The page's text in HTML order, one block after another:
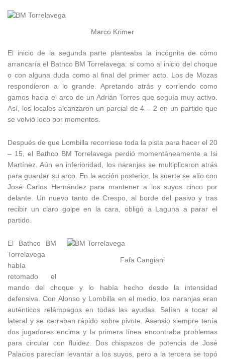
Marco Krimer
El inicio de la segunda parte planteaba la incógnita de cómo
arrancaría el Bathco BM Torrelavega: si como al inicio del choque
o con alguna duda como al final del primer acto. Los de Mozas
respondieron a lo grande. Apretando atrás y corriendo como
gamos hacia el arco de un Adrián Torres que seguía muy activo.
Así, los locales alcanzaron un parcial de 4 – 2 en un partido que
se volvió loco por momentos.
Después de que Lombilla recorriese toda la pista para hacer el 20
– 15, el Bathco BM Torrelavega perdió momentáneamente a Isi
Martínez. Aún en inferioridad, los naranjas se multiplicaron atrás
para guardar su arco. En la acción posterior, la suerte se alío con
José Carlos Hernández para mantener a los suyos cinco por
delante. Un nuevo tanto de Crespo, al borde del pasivo y tras
recibir un claro golpe en la cara, obligó a Laguna a parar el
partido.
Fafa Cangiani
El Bathco BM
Torrelavega
había
retomado el
mando del choque y lo había hecho desde la intensidad
defensiva. Con Alonso y Lombilla en el medio, los naranjas eran
auténticos relámpagos en todas las ayudas. Salían a tocar al
lateral y se cerraban rápido sobre pivote. Asensio siempre tenía
dos jugadores encima y la primera línea encontraba problemas
para circular con fluidez. Dos chispazos de potencia de José
Palacios parecían levantar a los suyos, pero a la tercera se topó